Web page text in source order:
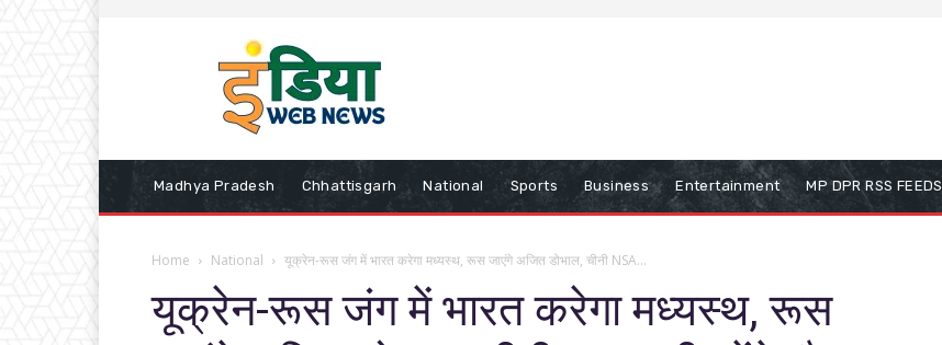
Madhya Pradesh Chhattisgarh National Sports Business Entertainment MP DPR RSS FEEDS
Home National यूक्रेन-रूस जंग में भारत करेगा मध्यस्थ, रूस जाएंगे अजित डोभाल, चीनी NSA...
यूक्रेन-रूस जंग में भारत करेगा मध्यस्थ, रूस